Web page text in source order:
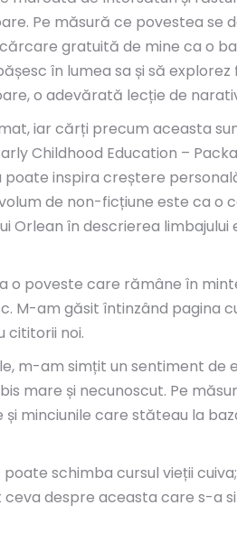
Pe măsură ce povestea se
gratuită de mine ca o
în lumea sa și să explorez
o adevărată lecție de
iar cărți precum aceasta
Childhood Education –
inspira creștere
de non-ficțiune este ca o
Orlean în descrierea limbajului
o poveste care rămâne în
M-am găsit întinzând pagina
cititorii noi.
m-am simțit un sentiment de
mare și necunoscut. Pe
minciunile care stăteau la
schimba cursul vieții
despre aceasta care s-a